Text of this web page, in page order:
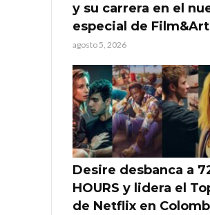
y su carrera en el
especial de
agosto 5, 2026
Desire desbanca a
HOURS y lidera el
de Netflix en